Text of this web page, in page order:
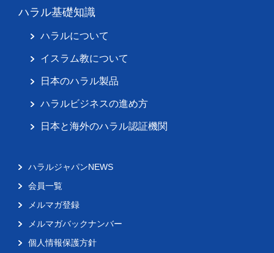
ハラル基礎知識
ハラルについて
イスラム教について
日本のハラル製品
ハラルビジネスの進め方
日本と海外のハラル認証機関
ハラルジャパンNEWS
会員一覧
メルマガ登録
メルマガバックナンバー
個人情報保護方針